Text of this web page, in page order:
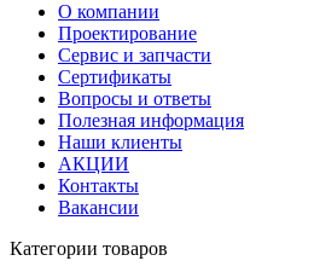
О компании
Проектирование
Сервис и запчасти
Сертификаты
Вопросы и ответы
Полезная информация
Наши клиенты
АКЦИИ
Контакты
Вакансии
Категории товаров